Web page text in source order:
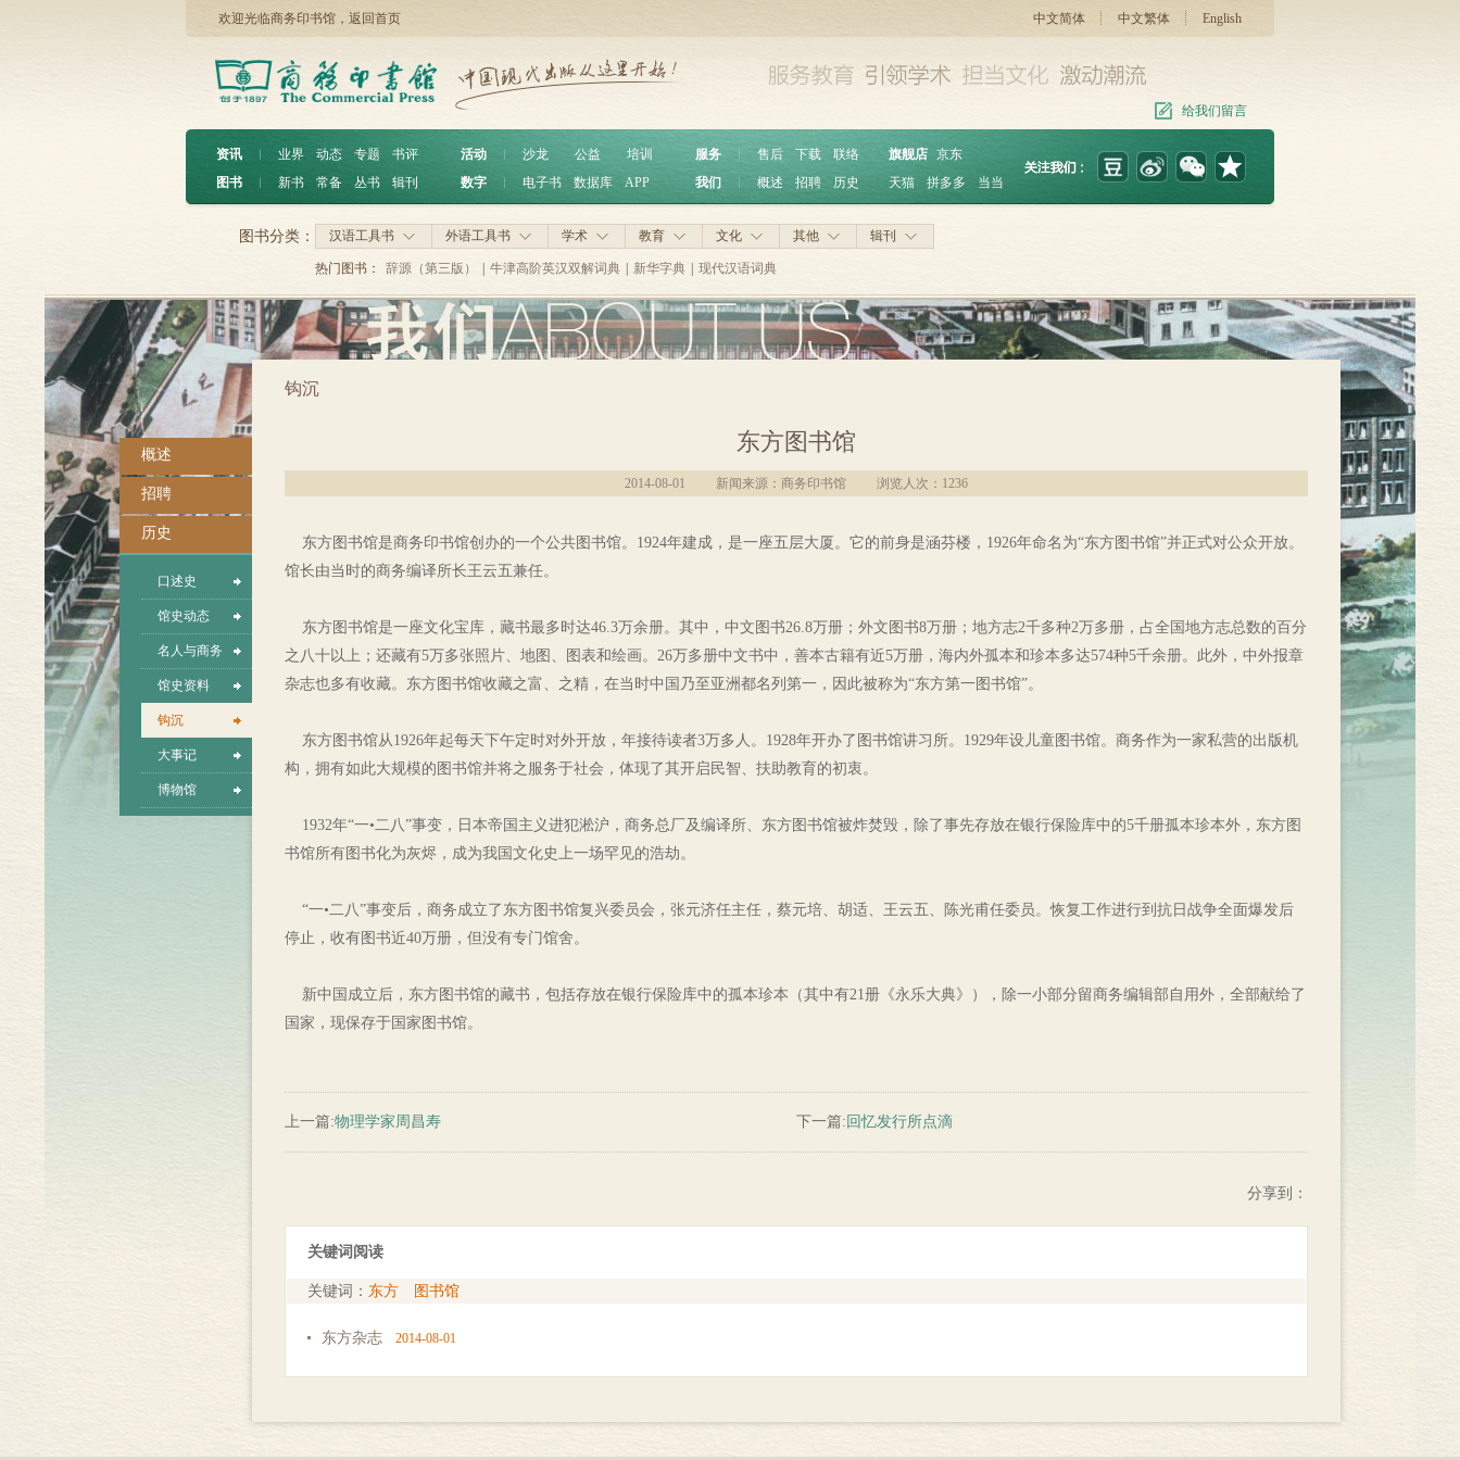
欢迎光临商务印书馆， 返回首页 中文简体 中文繁体 English
给我们留言
资讯 ︱ 业界 动态 专题
书评
图书
︱ 新书 常备 丛书 辑刊
活动 沙龙 公益
培训
数字
电子书 数据库 APP
服务 ︱ 售后 下载
联络
我们
概述 招聘 历史
旗舰店 京东
天猫
拼多多 当当
汉语工具书 外语工具书 学术 教育 文化 其他 辑刊
图书分类：
热门图书： 辞源（第三版） 牛津高阶英汉双解词典 新华字典 现代汉语词典
概述
招聘
历史
口述史
馆史动态
名人与商务
馆史资料
钩沉
大事记
博物馆
钩沉
东方图书馆
2014-08-01 新闻来源：商务印书馆 浏览人次： 1236
东方图书馆是商务印书馆创办的一个公共图书馆。1924年建成，是一座五层大厦。它的前身是涵芬楼，1926年命名为“东方图书馆”并正式对公众开放。
馆长由当时的商务编译所长王云五兼任。
东方图书馆是一座文化宝库，藏书最多时达46.3万余册。其中，中文图书26.8万册；外文图书8万册；地方志2千多种2万多册，占全国地方志总数的百分
之八十以上；还藏有5万多张照片、地图、图表和绘画。26万多册中文书中，善本古籍有近5万册，海内外孤本和珍本多达574种5千余册。此外，中外报章
杂志也多有收藏。东方图书馆收藏之富、之精，在当时中国乃至亚洲都名列第一，因此被称为“东方第一图书馆”。
东方图书馆从1926年起每天下午定时对外开放，年接待读者3万多人。1928年开办了图书馆讲习所。1929年设儿童图书馆。商务作为一家私营的出版机
构，拥有如此大规模的图书馆并将之服务于社会，体现了其开启民智、扶助教育的初衷。
1932年“一•二八”事变，日本帝国主义进犯淞沪，商务总厂及编译所、东方图书馆被炸焚毁，除了事先存放在银行保险库中的5千册孤本珍本外，东方图
书馆所有图书化为灰烬，成为我国文化史上一场罕见的浩劫。
“一•二八”事变后，商务成立了东方图书馆复兴委员会，张元济任主任，蔡元培、胡适、王云五、陈光甫任委员。恢复工作进行到抗日战争全面爆发后
停止，收有图书近40万册，但没有专门馆舍。
新中国成立后，东方图书馆的藏书，包括存放在银行保险库中的孤本珍本（其中有21册《永乐大典》），除一小部分留商务编辑部自用外，全部献给了
国家，现保存于国家图书馆。
上一篇:物理学家周昌寿 下一篇: 回忆发行所点滴
分享到：
关键词阅读
关键词： 东方 图书馆
东方杂志 2014-08-01